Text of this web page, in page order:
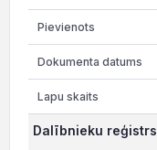
Dalībnieku reģistrs